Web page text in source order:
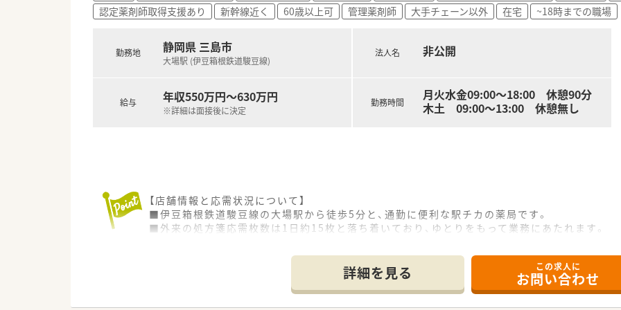
認定薬剤師取得支援あり 新幹線近く 60歳以上可 管理薬剤師 大手チェーン以外 在宅 ~18時までの職場
勤務地 静岡県 三島市
大場駅 (伊豆箱根鉄道駿豆線)
給与 年収550万円～630万円
※詳細は面接後に決定
法人名 非公開
勤務時間
月火水金09:00～18:00 休憩90分
木土 09:00～13:00 休憩無し
【店舗情報と応需状況について】
■伊豆箱根鉄道駿豆線の大場駅から徒歩5分と、通勤に便利な駅チカの薬局です。
■外来の処方箋応需枚数は1日約15枚と落ち着いており、ゆとりをもって業務にあたれます。
■今回は欠員補充のための急募で、新しい管理薬剤師として活躍いただける方を募集していま
■管理薬剤師のご経験は不問であり、やる気や意欲のある方からのご応募を歓迎いたします。
詳細を見る この求人に
お問い合わせ